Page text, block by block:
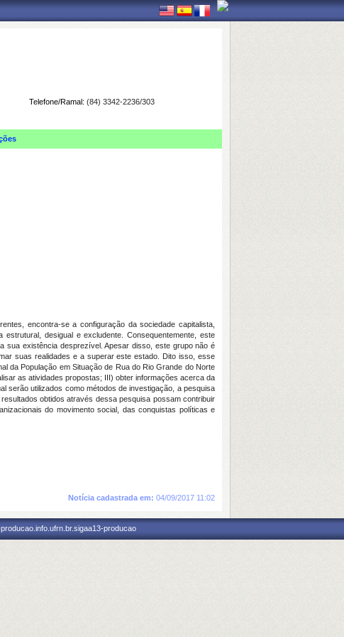
Telefone/Ramal: (84) 3342-2236/303
encontra-se a configuração da sociedade capitalista,
desigual e excludente. Consequentemente, este
sua existência desprezível. Apesar disso, este grupo não é
suas realidades e a superar este estado. Dito isso, esse
da População em Situação de Rua do Rio Grande do Norte
as atividades propostas; III) obter informações acerca da
serão utilizados como métodos de investigação, a pesquisa
obtidos através dessa pesquisa possam contribuir
do movimento social, das conquistas políticas e
Notícia cadastrada em: 04/09/2017 11:02
producao